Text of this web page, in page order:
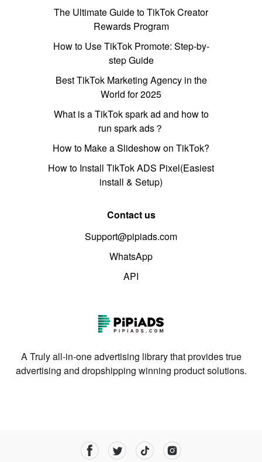
The Ultimate Guide to TikTok Creator
Rewards Program
How to Use TikTok Promote: Step-by-
step Guide
Best TikTok Marketing Agency in the
World for 2025
What is a TikTok spark ad and how to
run spark ads？
How to Make a Slideshow on TikTok?
How to Install TikTok ADS Pixel(Easiest
install & Setup)
Contact us
Support@pipiads.com
WhatsApp
API
A Truly all-in-one advertising library that provides true
advertising and dropshipping winning product solutions.